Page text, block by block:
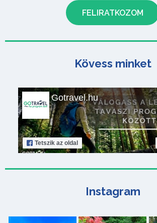
Kövess minket
Gotravel.hu
Tetszik az oldal
Instagram